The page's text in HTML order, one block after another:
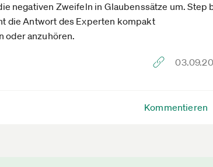
negativen Zweifeln in Glaubenssätze um. Step
die Antwort des Experten kompakt
oder anzuhören.
Kommentieren